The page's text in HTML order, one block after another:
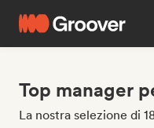
Top manager
La nostra selezione di